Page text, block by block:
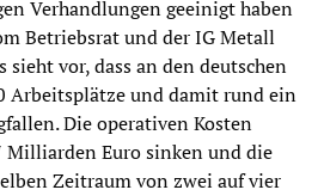
Verhandlungen geeinigt haben
Betriebsrat und der IG Metall
sieht vor, dass an den deutschen
Arbeitsplätze und damit rund ein
Die operativen Kosten
Milliarden Euro sinken und die
Zeitraum von zwei auf vier